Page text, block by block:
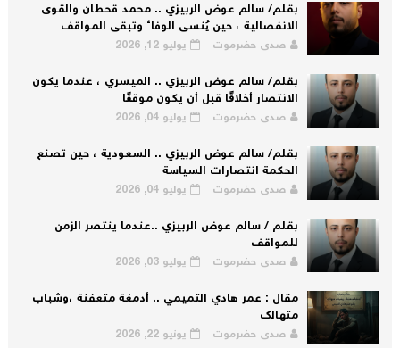
بقلم/ سالم عوض الربيزي .. محمد قحطان والقوى
الانفصالية ، حين يُنسى الوفاء وتبقى المواقف
صدى حضرموت يوليو 12, 2026
بقلم/ سالم عوض الربيزي .. الميسري ، عندما يكون
الانتصار أخلاقًا قبل أن يكون موقفًا
صدى حضرموت يوليو 04, 2026
بقلم/ سالم عوض الربيزي .. السعودية ، حين تصنع
الحكمة انتصارات السياسة
صدى حضرموت يوليو 04, 2026
بقلم / سالم عوض الربيزي ..عندما ينتصر الزمن
للمواقف
صدى حضرموت يوليو 03, 2026
مقال : عمر هادي التميمي .. أدمغة متعفنة ،وشباب
متهالك
صدى حضرموت يونيو 22, 2026